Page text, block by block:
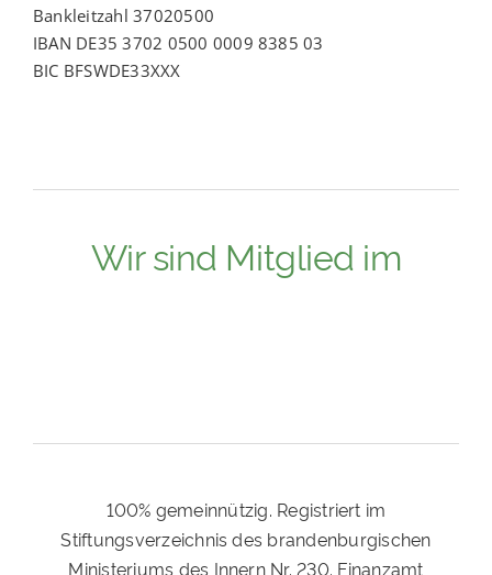
Bankleitzahl 37020500
IBAN DE35 3702 0500 0009 8385 03
BIC BFSWDE33XXX
Wir sind Mitglied im
100% gemeinnützig. Registriert im
Stiftungsverzeichnis des brandenburgischen
Ministeriums des Innern Nr. 230. Finanzamt